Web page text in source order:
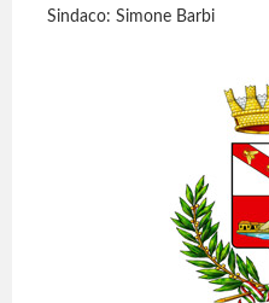
Sindaco: Simone Barbi